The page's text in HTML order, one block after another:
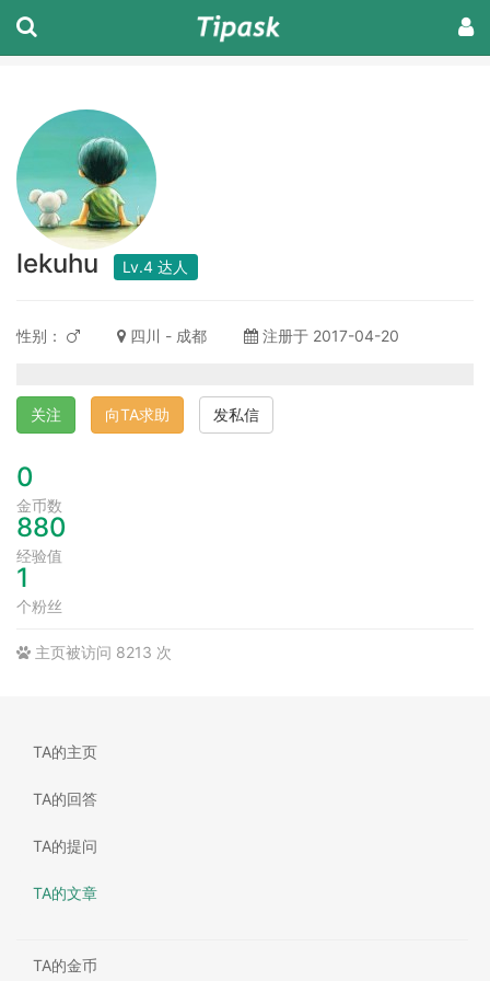
lekuhu Lv.4 达人
性别： 四川 - 成都 注册于 2017-04-20
关注 向TA求助 发私信
0
金币数
880
经验值
1
个粉丝
主页被访问 8213 次
TA的主页
TA的回答
TA的提问
TA的文章
TA的金币